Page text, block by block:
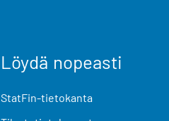
Löydä nopeasti
StatFin-tietokanta